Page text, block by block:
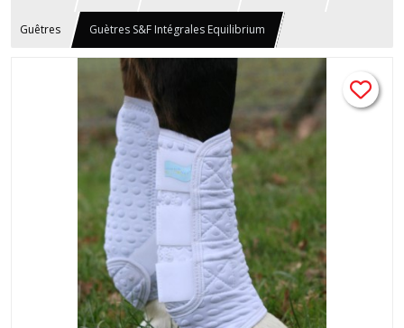
Guêtres Guètres S&F Intégrales Equilibrium